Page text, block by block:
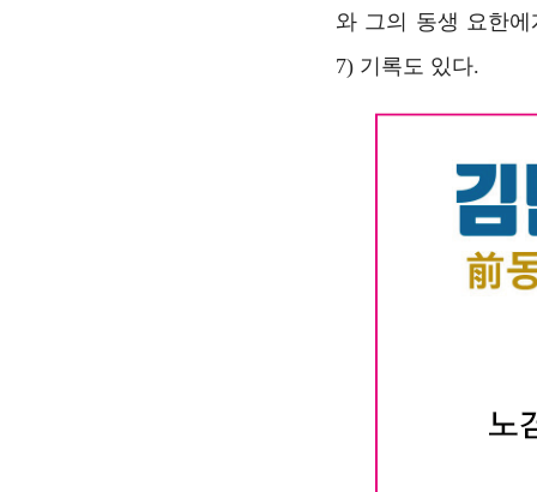
와 그의 동생 요한
7) 기록도 있다.